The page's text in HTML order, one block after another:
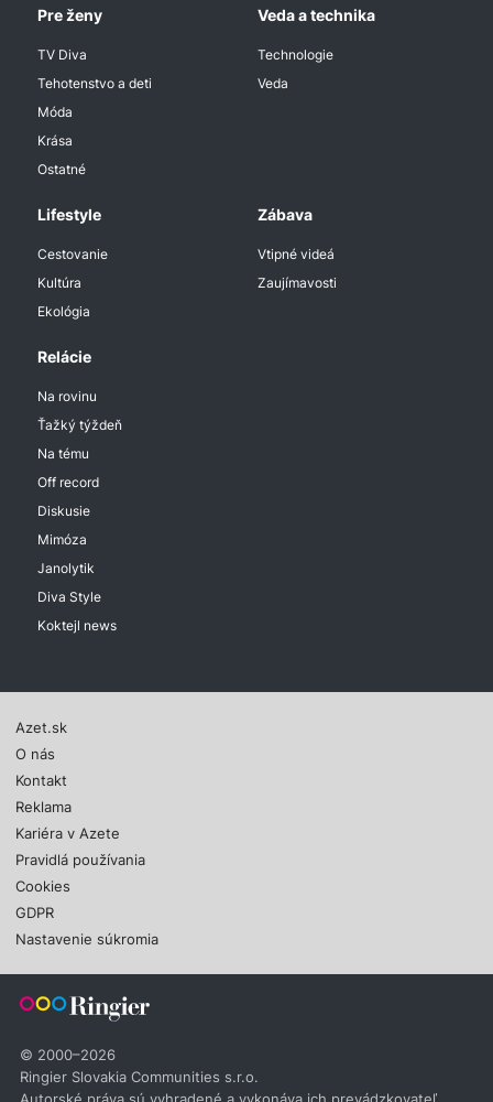
Pre ženy
TV Diva
Tehotenstvo a deti
Móda
Krása
Ostatné
Veda a technika
Technologie
Veda
Lifestyle
Cestovanie
Kultúra
Ekológia
Zábava
Vtipné videá
Zaujímavosti
Relácie
Na rovinu
Ťažký týždeň
Na tému
Off record
Diskusie
Mimóza
Janolytik
Diva Style
Koktejl news
Azet.sk
O nás
Kontakt
Reklama
Kariéra v Azete
Pravidlá používania
Cookies
GDPR
Nastavenie súkromia
© 2000–2026
Ringier Slovakia Communities s.r.o.